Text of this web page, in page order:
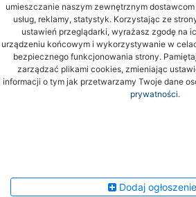
umieszczanie naszym zewnętrznym
usług, reklamy, statystyk. Korzystając ze
ustawień przeglądarki, wyrażasz zgodę na
urządzeniu końcowym i wykorzystywanie w
bezpiecznego funkcjonowania strony.
zarządzać plikami cookies, zmieniając
informacji o tym jak przetwarzamy Twoje dane
prywatności.
Dodaj ogłoszenie